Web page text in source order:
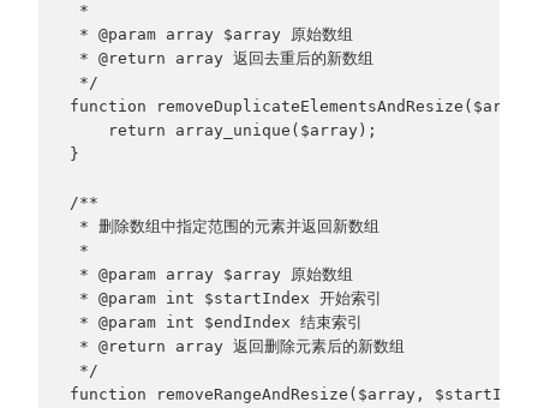
*
* @param array $array 原始数组
* @return array 返回去重后的新数组
*/
function
return array_unique($array);
}
/**
* 删除数组中指定范围的元素并返回新数组
*
* @param array $array 原始数组
* @param int $startIndex 开始索引
* @param int $endIndex 结束索引
* @return array 返回删除元素后的新数组
*/
function removeRangeAndResize($array,